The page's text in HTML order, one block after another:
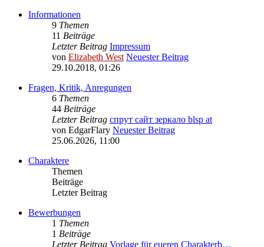
Informationen
9 Themen
11 Beiträge
Letzter Beitrag Impressum
von Elizabeth West Neuester Beitrag
29.10.2018, 01:26
Fragen, Kritik, Anregungen
6 Themen
44 Beiträge
Letzter Beitrag cпрут сайт зеркало blsp at
von EdgarFlary Neuester Beitrag
25.06.2026, 11:00
Charaktere
Themen
Beiträge
Letzter Beitrag
Bewerbungen
1 Themen
1 Beiträge
Letzter Beitrag Vorlage für eueren Charakterb…